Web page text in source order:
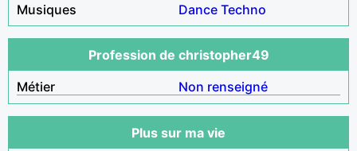
Musiques
Dance Techno
Profession de christopher49
Métier
Non renseigné
Plus sur ma vie